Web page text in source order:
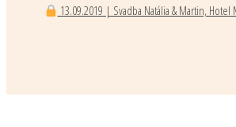
13.09.2019 | Svadba Natália & Martin, Hotel